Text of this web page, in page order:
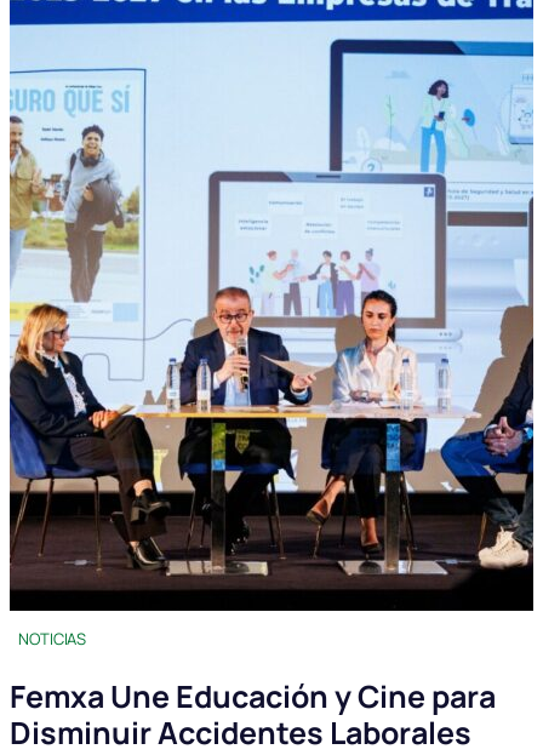
NOTICIAS
Femxa Une Educación y Cine para
Disminuir Accidentes Laborales